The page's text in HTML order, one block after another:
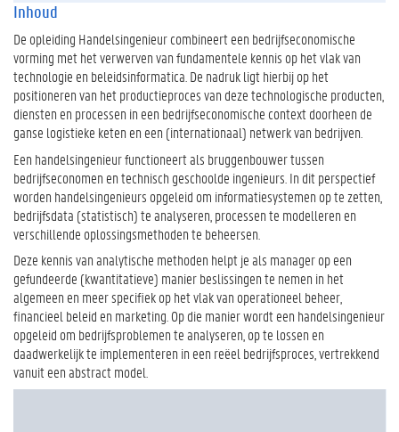
Inhoud
De opleiding Handelsingenieur combineert een bedrijfseconomische
vorming met het verwerven van fundamentele kennis op het vlak van
technologie en beleidsinformatica. De nadruk ligt hierbij op het
positioneren van het productieproces van deze technologische producten,
diensten en processen in een bedrijfseconomische context doorheen de
ganse logistieke keten en een (internationaal) netwerk van bedrijven.
Een handelsingenieur functioneert als bruggenbouwer tussen
bedrijfseconomen en technisch geschoolde ingenieurs. In dit perspectief
worden handelsingenieurs opgeleid om informatiesystemen op te zetten,
bedrijfsdata (statistisch) te analyseren, processen te modelleren en
verschillende oplossingsmethoden te beheersen.
Deze kennis van analytische methoden helpt je als manager op een
gefundeerde (kwantitatieve) manier beslissingen te nemen in het
algemeen en meer specifiek op het vlak van operationeel beheer,
financieel beleid en marketing. Op die manier wordt een handelsingenieur
opgeleid om bedrijfsproblemen te analyseren, op te lossen en
daadwerkelijk te implementeren in een reëel bedrijfsproces, vertrekkend
vanuit een abstract model.